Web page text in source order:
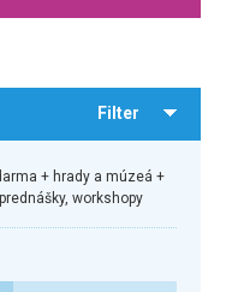
Filter
+ hrady a múzeá +
workshopy